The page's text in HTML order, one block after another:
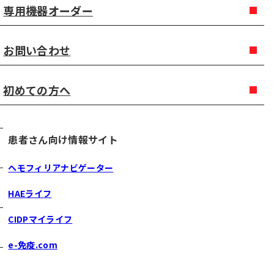
専用機器オーダー
お問い合わせ
初めての方へ
患者さん向け情報サイト
ヘモフィリアナビゲーター
HAEライフ
CIDPマイライフ
e-免疫.com